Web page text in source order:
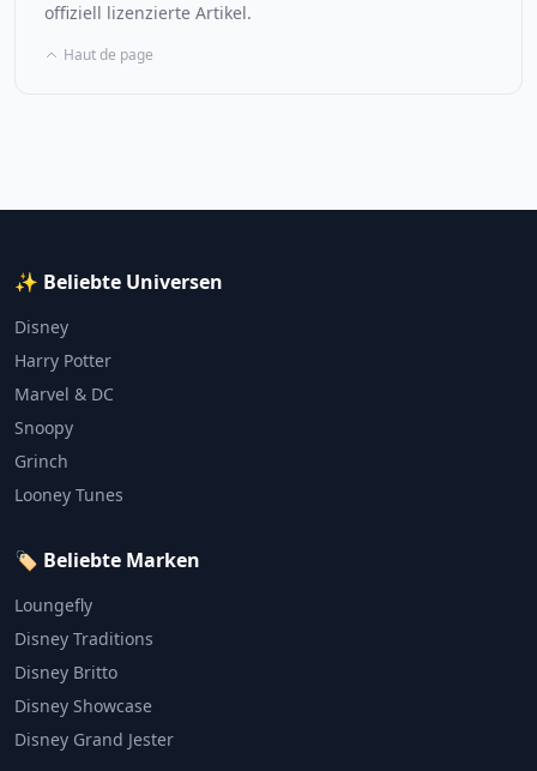
offiziell lizenzierte Artikel.
Haut de page
✨ Beliebte Universen
Disney
Harry Potter
Marvel & DC
Snoopy
Grinch
Looney Tunes
🏷️ Beliebte Marken
Loungefly
Disney Traditions
Disney Britto
Disney Showcase
Disney Grand Jester